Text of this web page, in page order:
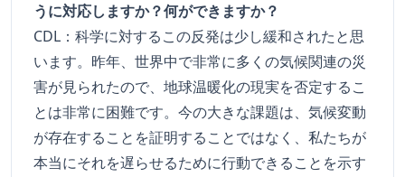
うに対応しますか？何ができますか？
CDL：科学に対するこの反発は少し緩和されたと思
います。昨年、世界中で非常に多くの気候関連の災
害が見られたので、地球温暖化の現実を否定するこ
とは非常に困難です。今の大きな課題は、気候変動
が存在することを証明することではなく、私たちが
本当にそれを遅らせるために行動できることを示す